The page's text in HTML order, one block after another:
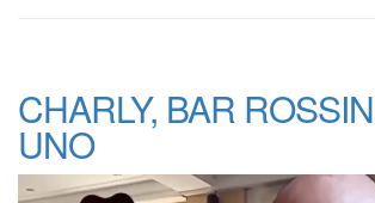
CHARLY, BAR
UNO